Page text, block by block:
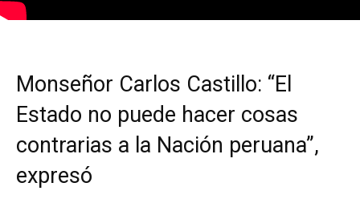
Monseñor Carlos Castillo: “El
Estado no puede hacer cosas
contrarias a la Nación peruana”,
expresó